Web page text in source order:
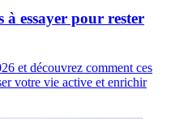
à essayer pour rester
et découvrez comment ces
votre vie active et enrichir